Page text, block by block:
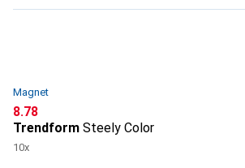
Magnet
CHF
8.78
Trendform Steely Color
10x